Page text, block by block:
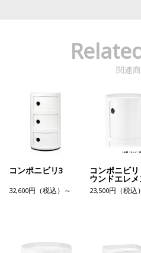
関連
コンポニビリ3
32,600円（税込）～
コンポニビ
ウンドエレメ
H1）
23,500円（税込